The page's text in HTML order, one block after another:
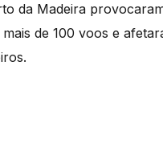
da Madeira
de 100 voos e